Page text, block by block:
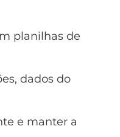
planilhas de
dados do
e manter a